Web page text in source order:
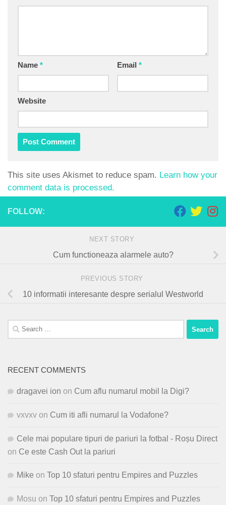
Name * Email *
Website
This site uses Akismet to reduce spam. Learn how your
comment data is processed.
FOLLOW:
NEXT STORY
Cum functioneaza alarmele auto?
PREVIOUS STORY
10 informatii interesante despre serialul Westworld
Search
for:
RECENT COMMENTS
dragavei ion on Cum aflu numarul mobil la Digi?
vxvxv on Cum iti afli numarul la Vodafone?
Cele mai populare tipuri de pariuri la fotbal - Roșu Direct
on Ce este Cash Out la pariuri
Mike on Top 10 sfaturi pentru Empires and Puzzles
Mosu on Top 10 sfaturi pentru Empires and Puzzles